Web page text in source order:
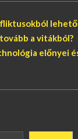
a vitákból?
előnyei